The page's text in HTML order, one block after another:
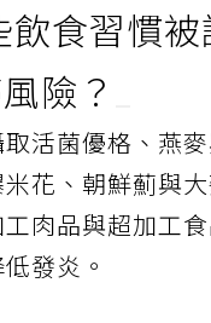
飲食習慣
險？
活菌優格、燕麥
花、朝鮮薊與
肉品與超加工
發炎。